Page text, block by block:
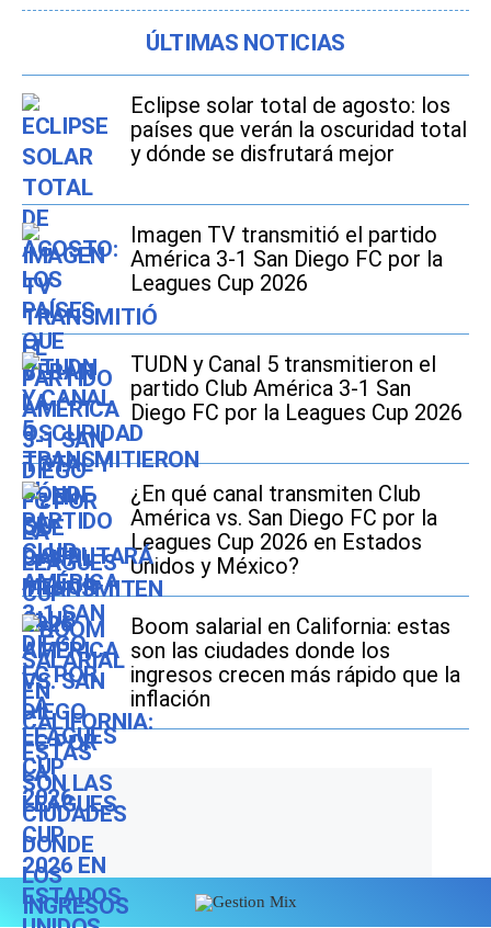
ÚLTIMAS NOTICIAS
Eclipse solar total de agosto: los
países que verán la oscuridad total
y dónde se disfrutará mejor
Imagen TV transmitió el partido
América 3-1 San Diego FC por la
Leagues Cup 2026
TUDN y Canal 5 transmitieron el
partido Club América 3-1 San
Diego FC por la Leagues Cup 2026
¿En qué canal transmiten Club
América vs. San Diego FC por la
Leagues Cup 2026 en Estados
Unidos y México?
Boom salarial en California: estas
son las ciudades donde los
ingresos crecen más rápido que la
inflación